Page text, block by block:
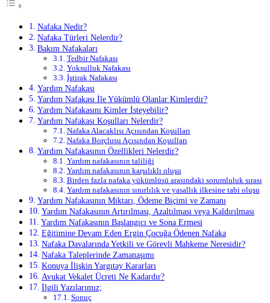
Nafaka Nedir?
Nafaka Türleri Nelerdir?
Bakım Nafakaları
Tedbir Nafakası
Yoksulluk Nafakası
İştirak Nafakası
Yardım Nafakası
Yardım Nafakası İle Yükümlü Olanlar Kimlerdir?
Yardım Nafakasını Kimler İsteyebilir?
Yardım Nafakası Koşulları Nelerdir?
Nafaka Alacaklısı Açısından Koşulları
Nafaka Borçlusu Açısından Koşulları
Yardım Nafakasının Özellikleri Nelerdir?
Yardım nafakasının taliliği
Yardım nafakasının karşılıklı oluşu
Birden fazla nafaka yükümlüsü arasındaki sorumluluk sırası
Yardım nafakasının sınırlılık ve yasallık ilkesine tabi oluşu
Yardım Nafakasının Miktarı, Ödeme Biçimi ve Zamanı
Yardım Nafakasının Artırılması, Azaltılması veya Kaldırılması
Yardım Nafakasının Başlangıcı ve Sona Ermesi
Eğitimine Devam Eden Ergin Çocuğa Ödenen Nafaka
Nafaka Davalarında Yetkili ve Görevli Mahkeme Neresidir?
Nafaka Taleplerinde Zamanaşımı
Konuya İlişkin Yargıtay Kararları
Avukat Vekalet Ücreti Ne Kadardır?
İlgili Yazılarımız;
Sonuç